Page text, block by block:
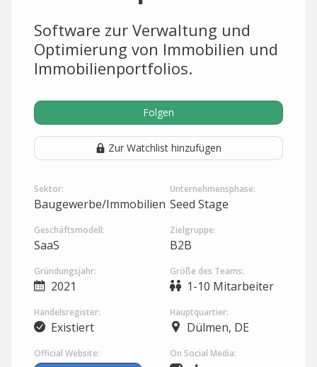
Software zur Verwaltung und
Optimierung von Immobilien und
Immobilienportfolios.
Folgen
Zur Watchlist hinzufügen
Sektor:
Baugewerbe/Immobilien
Unternehmensphase:
Seed Stage
Geschäftsmodell:
SaaS
Zielgruppe:
B2B
Gründungsjahr:
2021
Größe des Teams:
1-10 Mitarbeiter
Handelsregister:
Existiert
Hauptquartier:
Dülmen, DE
Official Website: On Social Media: